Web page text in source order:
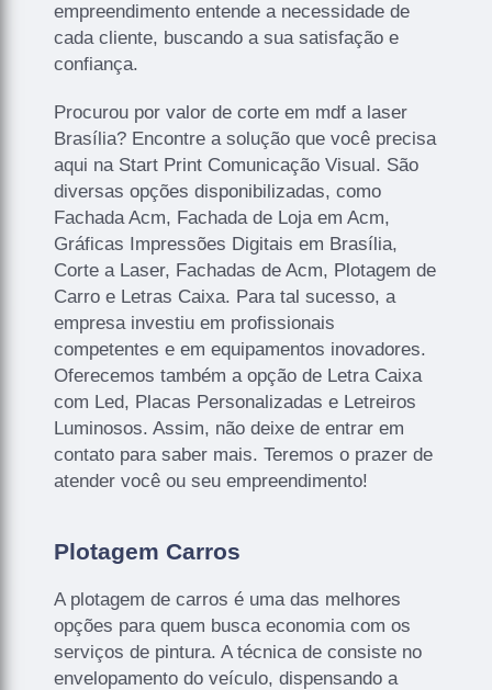
empreendimento entende a necessidade de
cada cliente, buscando a sua satisfação e
confiança.
Procurou por valor de corte em mdf a laser
Brasília? Encontre a solução que você precisa
aqui na Start Print Comunicação Visual. São
diversas opções disponibilizadas, como
Fachada Acm, Fachada de Loja em Acm,
Gráficas Impressões Digitais em Brasília,
Corte a Laser, Fachadas de Acm, Plotagem de
Carro e Letras Caixa. Para tal sucesso, a
empresa investiu em profissionais
competentes e em equipamentos inovadores.
Oferecemos também a opção de Letra Caixa
com Led, Placas Personalizadas e Letreiros
Luminosos. Assim, não deixe de entrar em
contato para saber mais. Teremos o prazer de
atender você ou seu empreendimento!
Plotagem Carros
A plotagem de carros é uma das melhores
opções para quem busca economia com os
serviços de pintura. A técnica de consiste no
envelopamento do veículo, dispensando a